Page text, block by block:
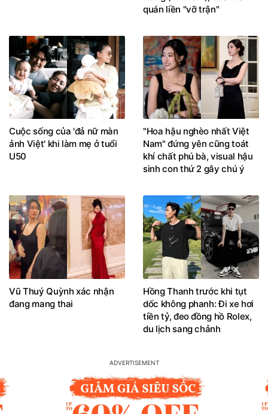
quán liền "vỡ trận"
Cuộc sống của 'đả nữ màn
ảnh Việt' khi làm mẹ ở tuổi
U50
"Hoa hậu nghèo nhất Việt
Nam" đứng yên cũng toát
khí chất phú bà, visual hậu
sinh con thứ 2 gây chú ý
Vũ Thuý Quỳnh xác nhận
đang mang thai
Hồng Thanh trước khi tụt
dốc không phanh: Đi xe hơi
tiền tỷ, đeo đồng hồ Rolex,
du lịch sang chảnh